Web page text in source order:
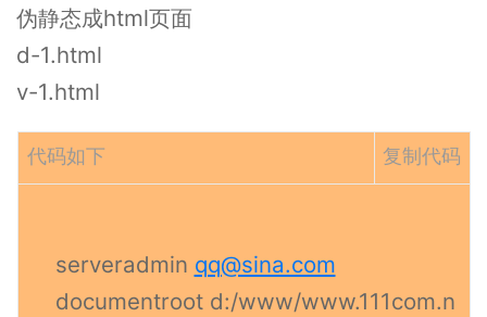
伪静态成html页面
d-1.html
v-1.html
代码如下 复制代码
serveradmin qq@sina.com
documentroot d:/www/www.111com.n